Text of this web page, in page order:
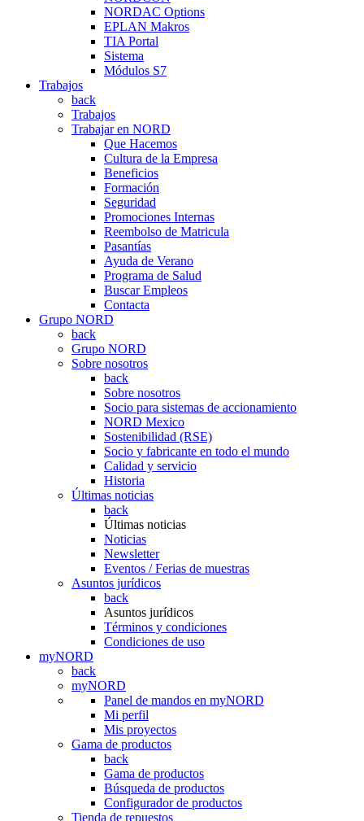
NORDAC Options
EPLAN Makros
TIA Portal
Sistema
Módulos S7
Trabajos
back
Trabajos
Trabajar en NORD
Que Hacemos
Cultura de la Empresa
Beneficios
Formación
Seguridad
Promociones Internas
Reembolso de Matricula
Pasantías
Ayuda de Verano
Programa de Salud
Buscar Empleos
Contacta
Grupo NORD
back
Grupo NORD
Sobre nosotros
back
Sobre nosotros
Socio para sistemas de accionamiento
NORD Mexico
Sostenibilidad (RSE)
Socio y fabricante en todo el mundo
Calidad y servicio
Historia
Últimas noticias
back
Últimas noticias
Noticias
Newsletter
Eventos / Ferias de muestras
Asuntos jurídicos
back
Asuntos jurídicos
Términos y condiciones
Condiciones de uso
myNORD
back
myNORD
Panel de mandos en myNORD
Mi perfil
Mis proyectos
Gama de productos
back
Gama de productos
Búsqueda de productos
Configurador de productos
Tienda de repuestos